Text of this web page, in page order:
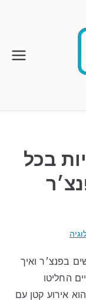
בכל
בפנצ׳ר ואיך
החליטו
אירוע קטן עם